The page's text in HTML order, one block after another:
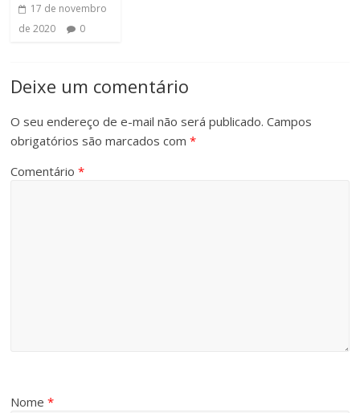
17 de novembro
de 2020
0
Deixe um comentário
O seu endereço de e-mail não será publicado. Campos
obrigatórios são marcados com*
Comentário*
Nome*